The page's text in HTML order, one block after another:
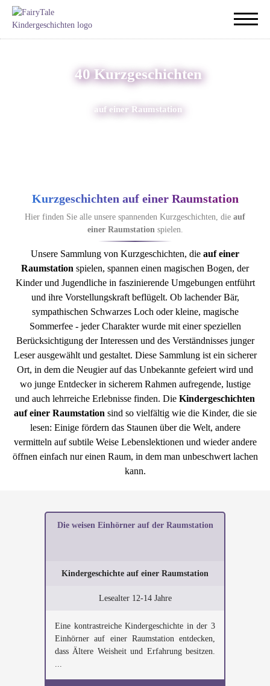
40 Kurzgeschichten
auf einer Raumstation
Kurzgeschichten auf einer Raumstation
Hier finden Sie alle unsere spannenden Kurzgeschichten, die auf
einer Raumstationspielen.
Unsere Sammlung von Kurzgeschichten, die auf einer
Raumstation spielen, spannen einen magischen Bogen, der
Kinder und Jugendliche in faszinierende Umgebungen entführt
und ihre Vorstellungskraft beflügelt. Ob lachender Bär,
sympathischen Schwarzes Loch oder kleine, magische
Sommerfee - jeder Charakter wurde mit einer speziellen
Berücksichtigung der Interessen und des Verständnisses junger
Leser ausgewählt und gestaltet. Diese Sammlung ist ein sicherer
Ort, in dem die Neugier auf das Unbekannte gefeiert wird und
wo junge Entdecker in sicherem Rahmen aufregende, lustige
und auch lehrreiche Erlebnisse finden. Die Kindergeschichten
auf einer Raumstation sind so vielfältig wie die Kinder, die sie
lesen: Einige fördern das Staunen über die Welt, andere
vermitteln auf subtile Weise Lebenslektionen und wieder andere
öffnen einfach nur einen Raum, in dem man unbeschwert lachen
kann.
Die weisen Einhörner auf der Raumstation
Kindergeschichte auf einer Raumstation
Lesealter 12-14 Jahre
Eine kontrastreiche Kindergeschichte in der 3
Einhörner auf einer Raumstation entdecken,
dass Ältere Weisheit und Erfahrung besitzen.
...